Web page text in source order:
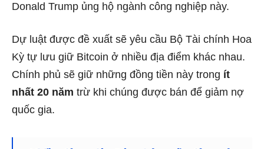
Donald Trump ủng hộ ngành công nghiệp này.
Dự luật được đề xuất sẽ yêu cầu Bộ Tài chính Hoa
Kỳ tự lưu giữ Bitcoin ở nhiều địa điểm khác nhau.
Chính phủ sẽ giữ những đồng tiền này trong ít
nhất 20 năm trừ khi chúng được bán để giảm nợ
quốc gia.